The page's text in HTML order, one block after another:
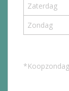
Zaterdag
Zondag